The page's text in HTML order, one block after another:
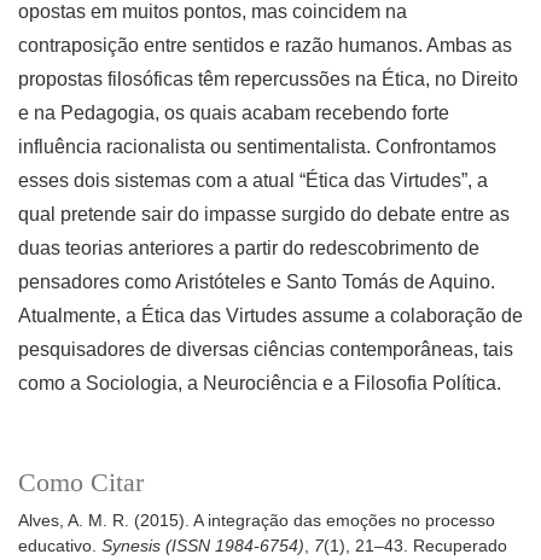
Como Citar
Alves, A. M. R. (2015). A integração das emoções no processo
educativo. Synesis (ISSN 1984-6754), 7(1), 21–43. Recuperado
opostas em muitos pontos, mas coincidem na
contraposição entre sentidos e razão humanos. Ambas as
propostas filosóficas têm repercussões na Ética, no Direito
e na Pedagogia, os quais acabam recebendo forte
influência racionalista ou sentimentalista. Confrontamos
esses dois sistemas com a atual “Ética das Virtudes”, a
qual pretende sair do impasse surgido do debate entre as
duas teorias anteriores a partir do redescobrimento de
pensadores como Aristóteles e Santo Tomás de Aquino.
Atualmente, a Ética das Virtudes assume a colaboração de
pesquisadores de diversas ciências contemporâneas, tais
como a Sociologia, a Neurociência e a Filosofia Política.